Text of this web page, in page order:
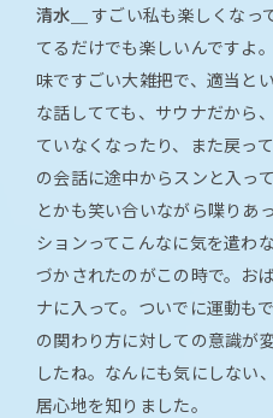
清水＿
すごい私も楽しくなっ
てるだけでも楽しいんですよ
味ですごい大雑把で、適当と
な話してても、サウナだから
ていなくなったり、また戻っ
の会話に途中からスンと入っ
とかも笑い合いながら喋りあ
ションってこんなに気を遣わ
づかされたのがこの時で。お
ナに入って。ついでに運動も
の関わり方に対しての意識が
したね。なんにも気にしない
居心地を知りました。